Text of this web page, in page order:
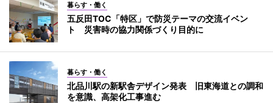
暮らす・働く
五反田TOC「特区」で防災テーマの交流イベン
ト 災害時の協力関係づくり目的に
暮らす・働く
北品川駅の新駅舎デザイン発表 旧東海道との調和
を意識、高架化工事進む